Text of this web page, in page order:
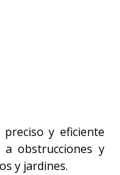
preciso y eficiente
a obstrucciones y
y jardines.